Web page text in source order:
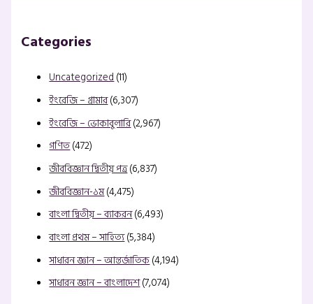
Categories
Uncategorized(11)
ইংরেজি – গ্রামার(6,307)
ইংরেজি – ভোকাবুলারি(2,967)
গণিত(472)
জীববিজ্ঞান দ্বিতীয় পত্র(6,837)
জীববিজ্ঞান-১ম(4,475)
বাংলা দ্বিতীয় – ব্যাকরন(6,493)
বাংলা প্রথম – সাহিত্য(5,384)
সাধারন জ্ঞান – আন্তর্জাতিক(4,194)
সাধারন জ্ঞান – বাংলাদেশ(7,074)